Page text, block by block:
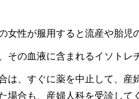
女性が服用すると流産や胎児
その血液に含まれるイソト
は、すぐに薬を中止して、
場合も、産婦人科を受診して